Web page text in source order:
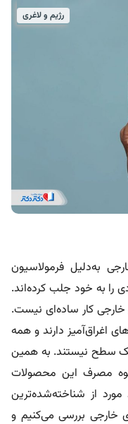
رژیم و لاغری
به‌دلیل فرمولاسیون
را به خود جلب کرده‌اند.
خارجی کار ساده‌ای نیست.
اغراق‌آمیز دارند و همه
یک سطح نیستند. به همین
مصرف این محصولات
از شناخته‌شده‌ترین
خارجی بررسی می‌کنیم و